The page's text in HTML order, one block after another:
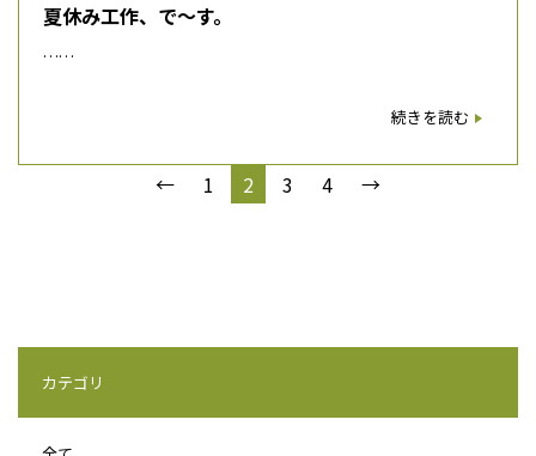
夏休み工作、で～す。
……
続きを読む
← 1 2 3 4 →
カテゴリ